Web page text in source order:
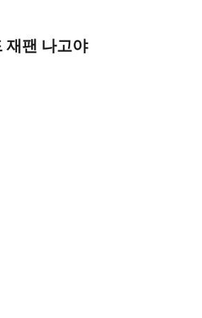
재팬 나고야